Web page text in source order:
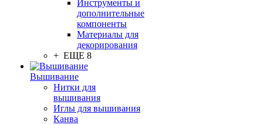
Инструменты и
дополнительные
компоненты
Материалы для
декорирования
+ ЕЩЕ 8
Вышивание
Нитки для
вышивания
Иглы для вышивания
Канва